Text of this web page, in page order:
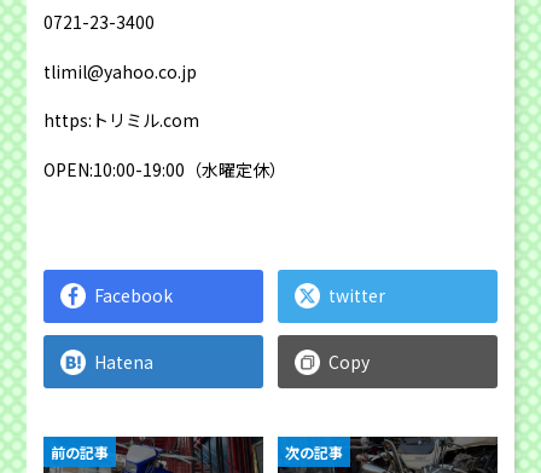
0721-23-3400
tlimil@yahoo.co.jp
https:トリミル.com
OPEN:10:00-19:00（水曜定休）
Facebook twitter
Hatena Copy
前の記事 次の記事